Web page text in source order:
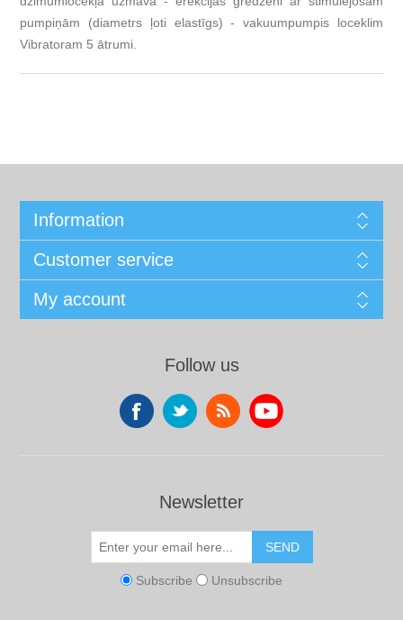
pumpiņām (diametrs ļoti elastīgs) - vakuumpumpis loceklim
Vibratoram 5 ātrumi.
Information
Customer service
My account
Follow us
Newsletter
SEND
Subscribe Unsubscribe